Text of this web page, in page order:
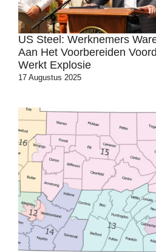
US Steel: Werknemers
Aan Het Voorbereiden
Werkt Explosie
17 Augustus 2025